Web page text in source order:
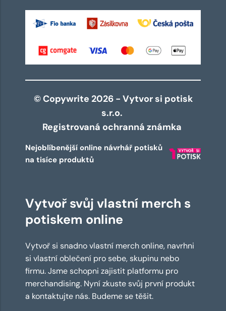
© Copywrite 2026 - Vytvor si potisk
s.r.o.
Registrovaná ochranná známka
Nejoblíbenější online návrhář potisků
na tisíce produktů
Vytvoř svůj vlastní merch s
potiskem online
Vytvoř si snadno vlastní merch online, navrhni
si vlastní oblečení pro sebe, skupinu nebo
firmu. Jsme schopni zajistit platformu pro
merchandising. Nyní zkuste svůj první produkt
a kontaktujte nás. Budeme se těšit.